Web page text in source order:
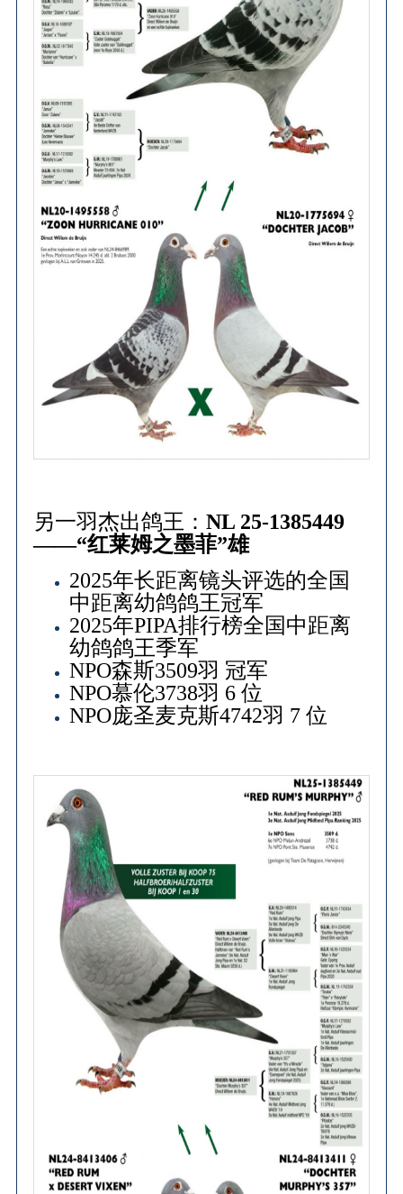
另一羽杰出鸽王： NL 25-1385449
——“红莱姆之墨菲”雄
2025年长距离镜头评选的全国
中距离幼鸽鸽王冠军
2025年PIPA排行榜全国中距离
幼鸽鸽王季军
NPO森斯3509羽 冠军
NPO慕伦3738羽 6 位
NPO庞圣麦克斯4742羽 7 位